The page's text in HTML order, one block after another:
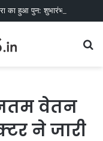
का हुआ पुन: शुभारंभ
वेतन
ने जारी